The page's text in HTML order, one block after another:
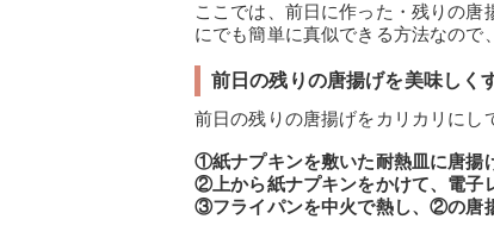
ここでは、前日に作った・残りの
にでも簡単に真似できる方法なので
前日の残りの唐揚げを美味しく
前日の残りの唐揚げをカリカリにし
①紙ナプキンを敷いた耐熱皿に唐揚
②上から紙ナプキンをかけて、電子
③フライパンを中火で熱し、②の唐